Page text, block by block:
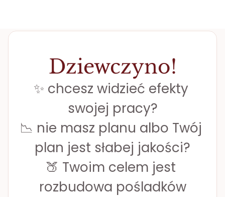
Dziewczyno!
✨ chcesz widzieć efekty
swojej pracy?
📉 nie masz planu albo Twój
plan jest słabej jakości?
🍑 Twoim celem jest
rozbudowa pośladków